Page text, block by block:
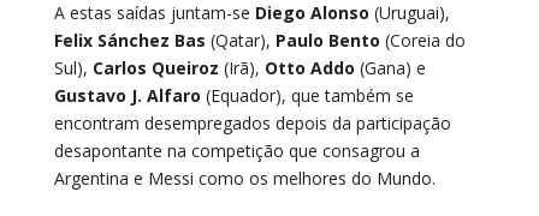
A estas saídas juntam-se Diego Alonso (Uruguai),
Felix Sánchez Bas (Qatar), Paulo Bento (Coreia do
Sul), Carlos Queiroz (Irã), Otto Addo (Gana) e
Gustavo J. Alfaro (Equador), que também se
encontram desempregados depois da participação
desapontante na competição que consagrou a
Argentina e Messi como os melhores do Mundo.